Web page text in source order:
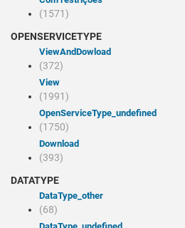
(1571)
OPENSERVICETYPE
viewAndDowload
(372)
view
(1991)
openServiceType_undefined
(1750)
Download
(393)
DATATYPE
dataType_other
(68)